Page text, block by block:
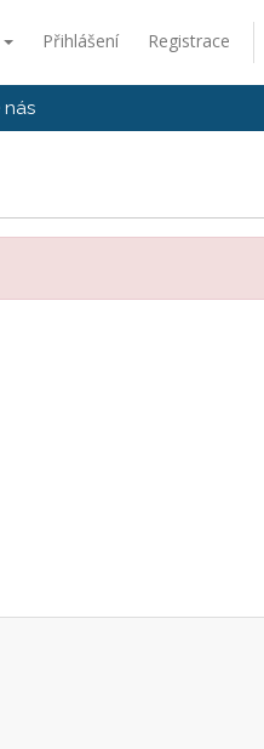
Přihlášení Registrace
nás